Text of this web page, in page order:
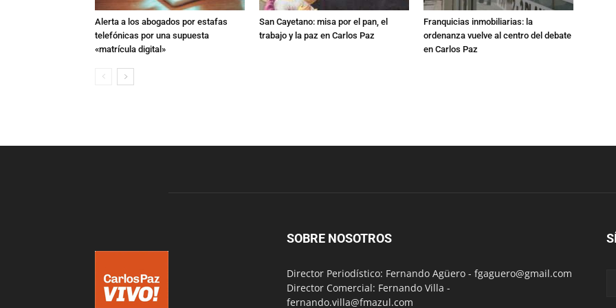
Alerta a los abogados por estafas
telefónicas por una supuesta
«matrícula digital»
San Cayetano: misa por el pan, el
trabajo y la paz en Carlos Paz
Franquicias inmobiliarias: la
ordenanza vuelve al centro del debate
en Carlos Paz
SOBRE NOSOTROS
Director Periodístico: Fernando Agüero - fgaguero@gmail.com
Director Comercial: Fernando Villa -
fernando.villa@fmazul.com